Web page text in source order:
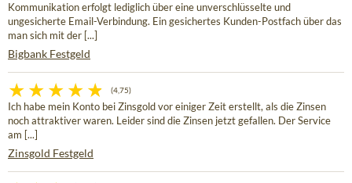
Kommunikation erfolgt lediglich über eine unverschlüsselte und
ungesicherte Email-Verbindung. Ein gesichertes Kunden-Postfach über das
man sich mit der [...]
Bigbank Festgeld
(4,75)
Ich habe mein Konto bei Zinsgold vor einiger Zeit erstellt, als die Zinsen
noch attraktiver waren. Leider sind die Zinsen jetzt gefallen. Der Service
am [...]
Zinsgold Festgeld